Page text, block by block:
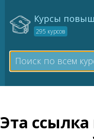
Курсы
295 курсов
Эта ссылка